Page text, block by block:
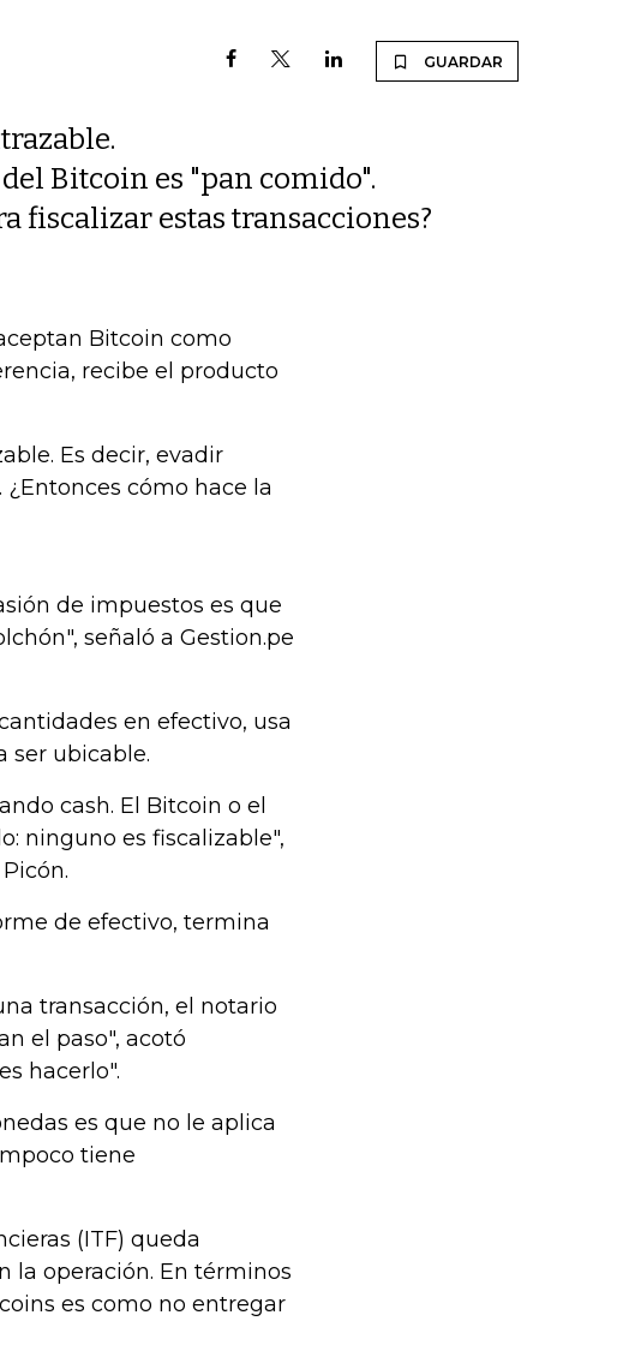
GUARDAR
Bitcoin es "pan comido".
fiscalizar estas transacciones?
Bitcoin como
recibe el producto
Es decir, evadir
cómo hace la
de impuestos es que
señaló a Gestion.pe
en efectivo, usa
ser ubicable.
cash. El Bitcoin o el
ninguno es fiscalizable",
de efectivo, termina
transacción, el notario
el paso", acotó
hacerlo".
es que no le aplica
tiene
(ITF) queda
la operación. En términos
es como no entregar